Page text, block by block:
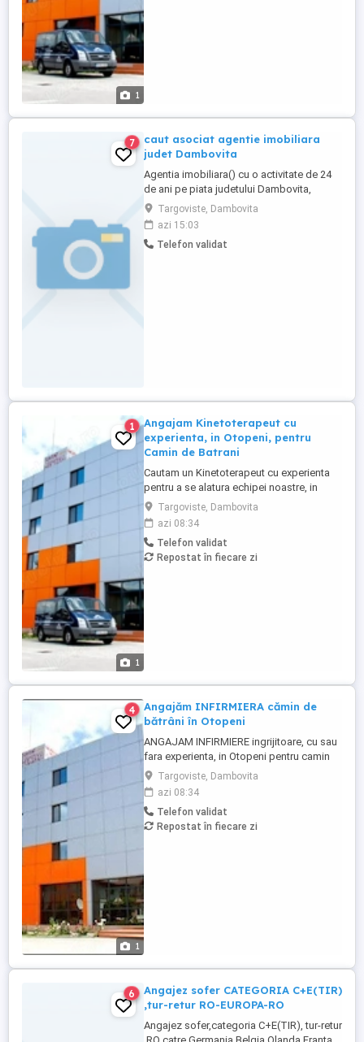
1
7
caut asociat agentie imobiliara
judet Dambovita
Agentia imobiliara() cu o activitate de 24
de ani pe piata judetului Dambovita,
cedeaza 49% din actiuni unei persoane
serioase, cu sau fara experienta in
imobiliare. Colaborarea se va realiza prin
Registrul Comertului, nu inainte de a avea
Targoviste, Dambovita
azi 15:03
Telefon validat
1
1
Angajam Kinetoterapeut cu
experienta, in Otopeni, pentru
Camin de Batrani
Cautam un Kinetoterapeut cu experienta
pentru a se alatura echipei noastre, in
cadrul Centrului de Asistenta Medicala,
Recuperare si Ingrijire Persoane Varstnice
din OTOPENI. Candidatul ideal va fi o
persoana dedicata, cu pasiune pentru
recuperarea medicala si o capacitate
Targoviste, Dambovita
azi 08:34
Telefon validat
Repostat în fiecare zi
1
4
Angajăm INFIRMIERA cămin de
bătrâni în Otopeni
ANGAJAM INFIRMIERE ingrijitoare, cu sau
fara experienta, in Otopeni pentru camin
de batrani privat, program intern sau in
ture, plata corecta si la timp, masa
asigurata, carte de munca. Acces usor cu
transport in comun. Posibilitate de cazare
pentru personal in conditii bune, daca
Targoviste, Dambovita
azi 08:34
Telefon validat
Repostat în fiecare zi
6
Angajez sofer CATEGORIA C+E(TIR)
,tur-retur RO-EUROPA-RO
Angajez sofer,categoria C+E(TIR), tur-retur